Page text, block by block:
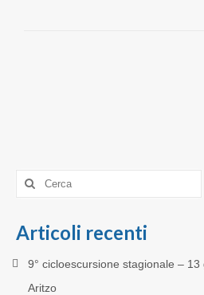
Cerca:
Articoli recenti
9° cicloescursione stagionale –
Aritzo